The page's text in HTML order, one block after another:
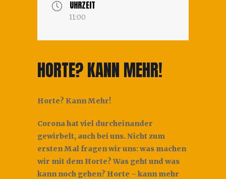
UHRZEIT
11:00
HORTE? KANN MEHR!
Horte? Kann Mehr!
Corona hat viel durcheinander
gewirbelt, auch bei uns. Nicht zum
ersten Mal fragen wir uns: was machen
wir mit dem Horte? Was geht und was
kann noch gehen? Horte – kann mehr